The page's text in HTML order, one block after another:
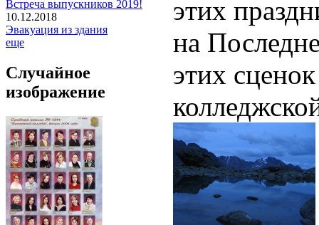
Встреча выпускников 2019!
10.12.2018
Эвакуация из здания
еще
Случайное
изображение
этих
на
этих